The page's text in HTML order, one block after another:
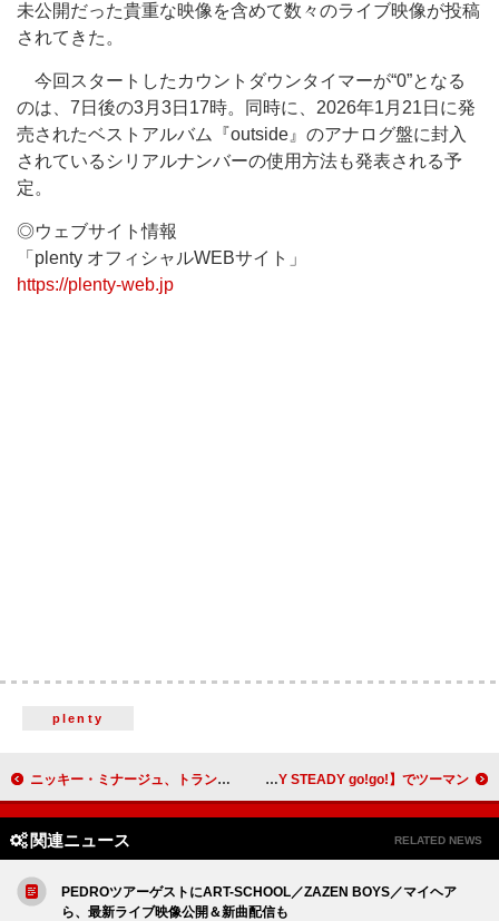
未公開だった貴重な映像を含めて数々のライブ映像が投稿
されてきた。
今回スタートしたカウントダウンタイマーが“0”となる
のは、7日後の3月3日17時。同時に、2026年1月21日に発
売されたベストアルバム『outside』のアナログ盤に封入
されているシリアルナンバーの使用方法も発表される予
定。
◎ウェブサイト情報
「plenty オフィシャルWEBサイト」
https://plenty-web.jp
plenty
ニッキー・ミナージュ、トランプ米大統領から贈られた署名入り聖書を披露「最も意味のある贈り物のひとつ」 go!go!vanillas×マカロニえんぴつ、“go!go!の日”【READY STEADY go!go!】でツーマン
関連ニュース RELATED NEWS
PEDROツアーゲストにART-SCHOOL／ZAZEN BOYS／マイヘア
ら、最新ライブ映像公開＆新曲配信も